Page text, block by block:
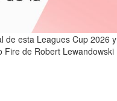
de esta Leagues Cup 2026 y
Fire de Robert Lewandowski